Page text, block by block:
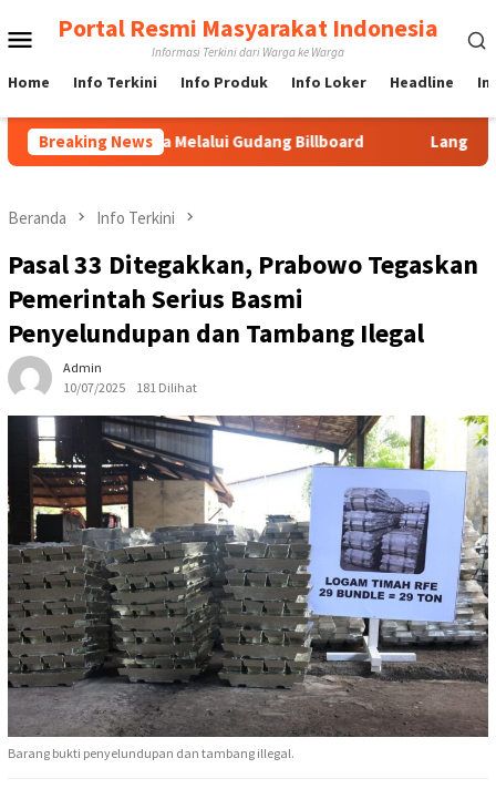
ke
Menu
Mobile
Portal Resmi Masyarakat Indonesia
Informasi Terkini dari Warga ke Warga
Home Info Terkini Info Produk Info Loker Headline
Breaking News
Jakarta Melalui Gudang Billboard Langkah Cepat URC
Beranda Info Terkini
Pasal 33 Ditegakkan, Prabowo Tegaskan
Pemerintah Serius Basmi
Penyelundupan dan Tambang Ilegal
Admin
10/07/2025
181 Dilihat
Barang bukti penyelundupan dan tambang illegal.